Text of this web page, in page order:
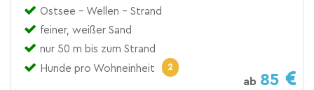
Ostsee - Wellen - Strand
feiner, weißer Sand
nur 50 m bis zum Strand
Hunde pro Wohneinheit
2
ab 85